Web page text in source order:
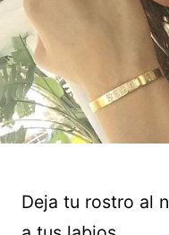
Deja tu rostro al